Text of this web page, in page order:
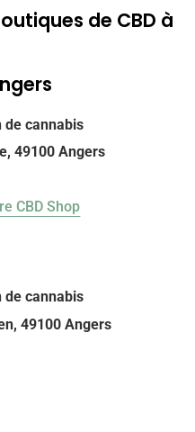
de CBD à
de cannabis
49100 Angers
CBD Shop
de cannabis
49100 Angers